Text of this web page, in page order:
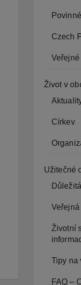
Czech
Život v
Církev
Užitečné
Životní
Tipy na
FAQ –